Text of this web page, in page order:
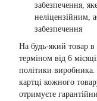
забезпечення,
неліцензійним,
забезпечення
На будь-який товар в
терміном від 6
політики виробника.
картці кожного
отримуєте